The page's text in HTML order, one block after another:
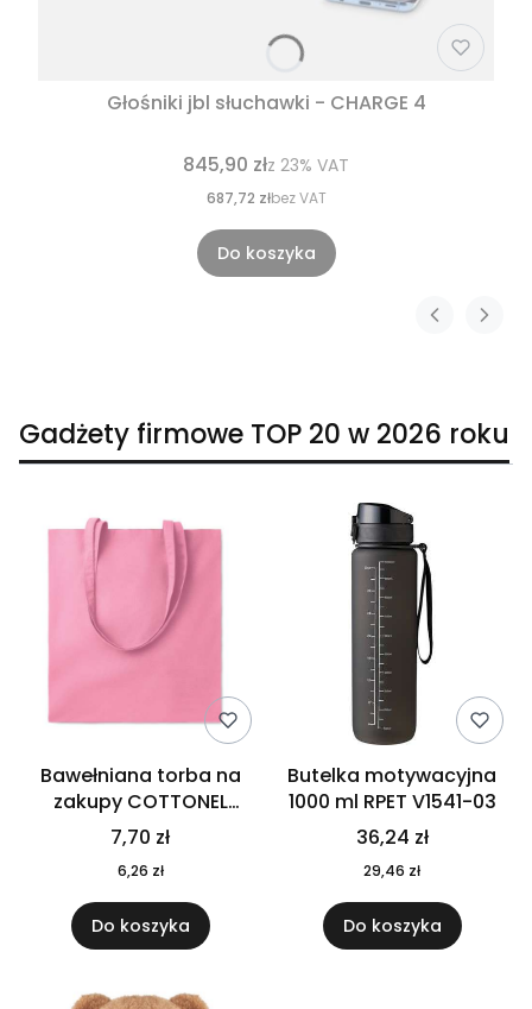
Głośniki jbl słuchawki - CHARGE 4
845,90 złz 23% VAT
687,72 złbez VAT
Do koszyka
Gadżety firmowe TOP 20 w 2026 roku
Bawełniana torba na
zakupy COTTONEL
COLOUR++ MO9846-11
7,70 zł
6,26 zł
Do koszyka
Butelka motywacyjna
1000 ml RPET V1541-03
36,24 zł
29,46 zł
Do koszyka